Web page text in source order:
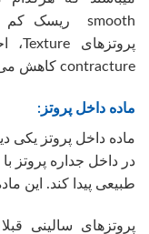
contracture کاهش می ابد.
ماده داخل پروتز:
ماده داخل پروتز یکی
در داخل جداره پروتز
طبیعی پیدا کند. این
پروتزهای سالینی